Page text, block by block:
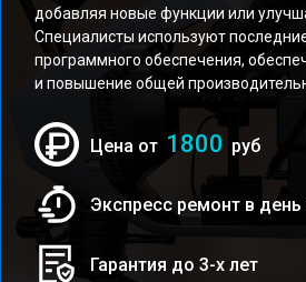
добавляя новые функции или
Специалисты используют
программного обеспечения,
и повышение общей
Цена от 1800 руб
Экспресс ремонт в
Гарантия до 3-х лет